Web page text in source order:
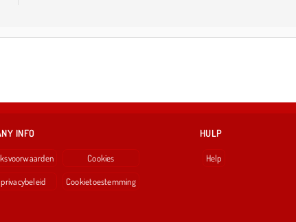
INFO
privacybeleid
Cookies
Cookietoestemming
HULP
Help